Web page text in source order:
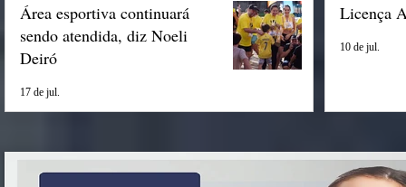
Área esportiva continuará
sendo atendida, diz Noeli
Deiró
17 de jul.
Licença
10 de jul.